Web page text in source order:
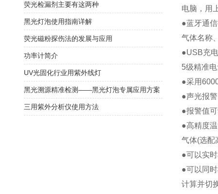
电脑，用
●蓝牙通
气体名称
●USB充
5级精准
●采用
●声光报
●报警值
●高精度
气体(选配
●可以实
●可以同
计算并切
荧光检漏剂主要有这两种
黑光灯泡使用指南详解
荧光磁粉探伤法的发展与应用
功率计简介
UV光固化行业用紫外线灯
黑光溯源精准检测——黑光灯泡专属应用方案
三用紫外分析仪使用方法